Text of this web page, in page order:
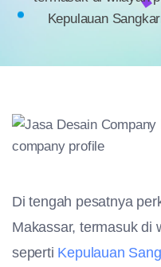
Kepulauan
Di tengah pesatnya
Makassar, termasuk di
seperti Kepulauan